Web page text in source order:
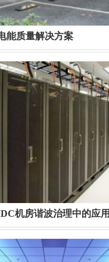
能质量解决方案
机房谐波治理中的应用